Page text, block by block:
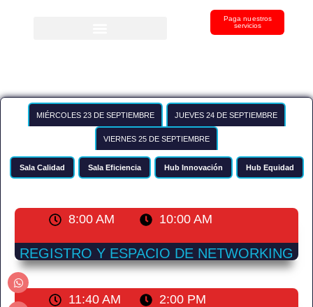
Paga nuestros
servicios
MIÉRCOLES 23 DE SEPTIEMBRE JUEVES 24 DE SEPTIEMBRE
VIERNES 25 DE SEPTIEMBRE
Sala Calidad Sala Eficiencia Hub Innovación Hub Equidad
8:00 AM 10:00 AM
REGISTRO Y ESPACIO DE NETWORKING
11:40 AM 2:00 PM